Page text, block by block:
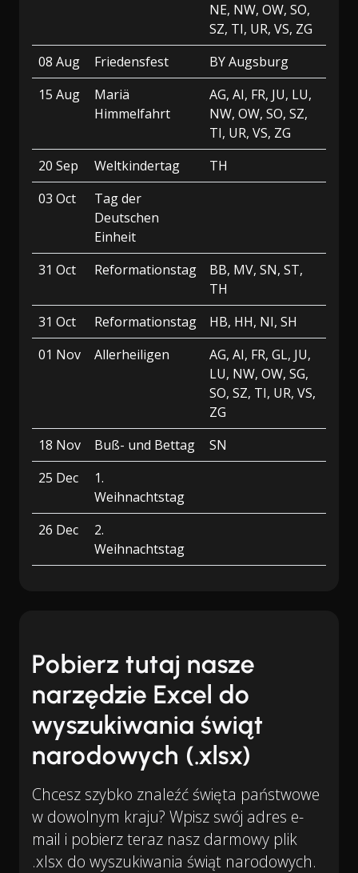
NE, NW, OW, SO,
SZ, TI, UR, VS, ZG
08 Aug
Friedensfest
BY Augsburg
15 Aug
Mariä
Himmelfahrt
AG, AI, FR, JU, LU,
NW, OW, SO, SZ,
TI, UR, VS, ZG
20 Sep
Weltkindertag
TH
03 Oct
Tag der
Deutschen
Einheit
31 Oct
Reformationstag
BB, MV, SN, ST,
TH
31 Oct
Reformationstag
HB, HH, NI, SH
01 Nov
Allerheiligen
AG, AI, FR, GL, JU,
LU, NW, OW, SG,
SO, SZ, TI, UR, VS,
ZG
18 Nov
Buß- und Bettag
SN
25 Dec
1.
Weihnachtstag
26 Dec
2.
Weihnachtstag
Pobierz tutaj nasze
narzędzie Excel do
wyszukiwania świąt
narodowych (.xlsx)
Chcesz szybko znaleźć święta państwowe
w dowolnym kraju? Wpisz swój adres e-
mail i pobierz teraz nasz darmowy plik
.xlsx do wyszukiwania świąt narodowych.